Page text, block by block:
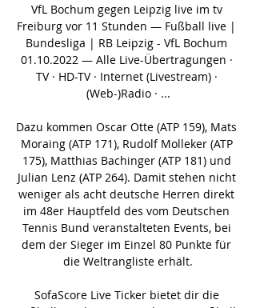
VfL Bochum gegen Leipzig live im tv
Freiburg vor 11 Stunden — Fußball live |
Bundesliga | RB Leipzig - VfL Bochum
01.10.2022 — Alle Live-Übertragungen ·
TV · HD-TV · Internet (Livestream) ·
(Web-)Radio · ...
Dazu kommen Oscar Otte (ATP 159), Mats
Moraing (ATP 171), Rudolf Molleker (ATP
175), Matthias Bachinger (ATP 181) und
Julian Lenz (ATP 264). Damit stehen nicht
weniger als acht deutsche Herren direkt
im 48er Hauptfeld des vom Deutschen
Tennis Bund veranstalteten Events, bei
dem der Sieger im Einzel 80 Punkte für
die Weltrangliste erhält.
SofaScore Live Ticker bietet dir die